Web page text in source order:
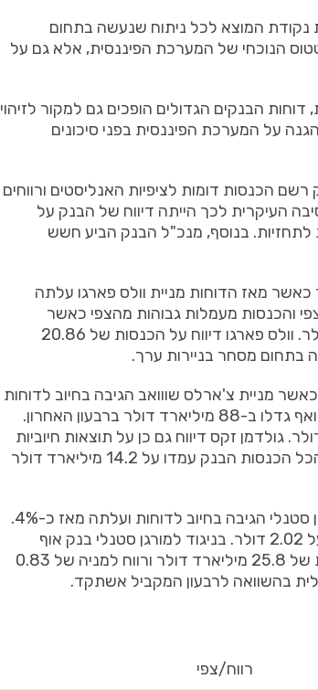
המוצא לכל ניתוח שנעשה בתחום
הנוכחי של המערכת הפיננסית, אלא גם על
הבנקים הגדולים הופכים גם למקור לזיהוי
על המערכת הפיננסית בפני סיכונים
הכנסות דומות לציפיות האנליסטים ורווחים
הציפיות, יחד עם זאת, המניה הגיבה בירידה של 8.5%. הסיבה העיקרית לכך הייתה דיווח של הבנק על
לתחזיות. בנוסף, מנכ"ל הבנק הביע חשש
כאשר מאז הדוחות מניית וולס פארגו עלתה
נמוכות מהצפי והכנסות מעמלות גבוהות מהצפי כאשר
ההכנסות עמדו על 21.1 מיליארד דולר והרווח למניה עמד על 1.58 דולר. וולס פארגו דיווח על הכנסות של 20.86
מניית צ'ארלס שווואב הגיבה בחיוב לדוחות
ועלתה יותר מ-5% מאז, הסיבה לכך היא שנכסי הלקוחות הגיעו לשיא ואף גדלו ב-88 מיליארד דולר ברבעון האחרון.
דיווח על הכנסות של 4.7 מיליארד דולר ורווח למניה של 0.74 דולר. גולדמן זקס דיווח גם כן על תוצאות חיוביות
כאשר ההכנסות של הבנק מעמלות עמדו על 2 מיליארד דולר. ובסך הכל הכנסות הבנק עמדו על 14.2 מיליארד דולר
ביום שלישי דיווחו גם מורגן סטנלי ובנק אוף אמריקה כאשר מניית מורגן סטנלי הגיבה בחיוב לדוחות ועלתה מאז כ-4%.
מורגן סטנלי דיווחו על הכנסות של 15.1 מיליארד דולר והרווח למניה על 2.02 דולר. בניגוד למורגן סטנלי בנק אוף
אמריקה אכזב את המשקיעים וירד מאז ב-3%, הבנק דיווח על הכנסות של 25.8 מיליארד דולר ורווח למניה של 0.83
בהשוואה לרבעון המקביל אשתקד.
רווח/צפי